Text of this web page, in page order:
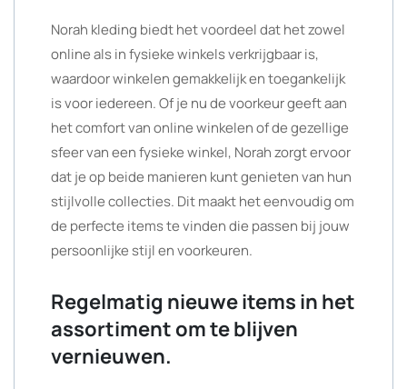
Norah kleding biedt het voordeel dat het zowel
online als in fysieke winkels verkrijgbaar is,
waardoor winkelen gemakkelijk en toegankelijk
is voor iedereen. Of je nu de voorkeur geeft aan
het comfort van online winkelen of de gezellige
sfeer van een fysieke winkel, Norah zorgt ervoor
dat je op beide manieren kunt genieten van hun
stijlvolle collecties. Dit maakt het eenvoudig om
de perfecte items te vinden die passen bij jouw
persoonlijke stijl en voorkeuren.
Regelmatig nieuwe items in het
assortiment om te blijven
vernieuwen.